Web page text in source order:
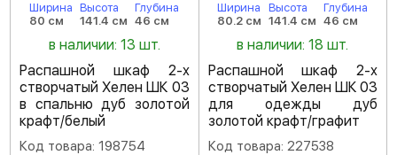
Ширина
80 см
Высота
141.4 см
Глубина
46 см
в наличии: 13 шт.
Распашной шкаф 2-х
створчатый Хелен ШК 03
в спальню дуб золотой
крафт/белый
Код товара: 198754
Ширина
80.2 см
Высота
141.4 см
Глубина
46 см
в наличии: 18 шт.
Распашной шкаф 2-х
створчатый Хелен ШК 03
для одежды дуб
золотой крафт/графит
Код товара: 227538